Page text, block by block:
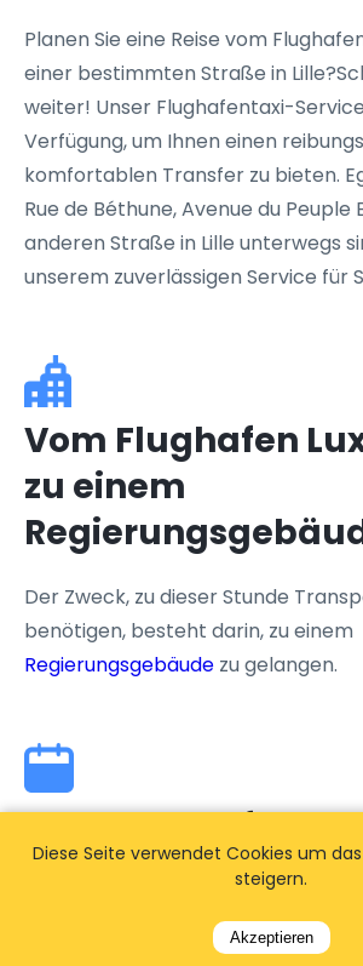
Planen Sie eine Reise vom
einer bestimmten Straße in
weiter! Unser Flughafentaxi-
Verfügung, um Ihnen einen
komfortablen Transfer zu bieten.
Rue de Béthune, Avenue du Peuple
anderen Straße in Lille unterwegs
unserem zuverlässigen Service für
Vom Flughafen
zu einem
Der Zweck, zu dieser Stunde
benötigen, besteht darin, zu einem
Regierungsgebäude zu gelangen.
Vom Flughafen
zu einem
Diese Seite verwendet Cookies um
steigern.
Akzeptieren